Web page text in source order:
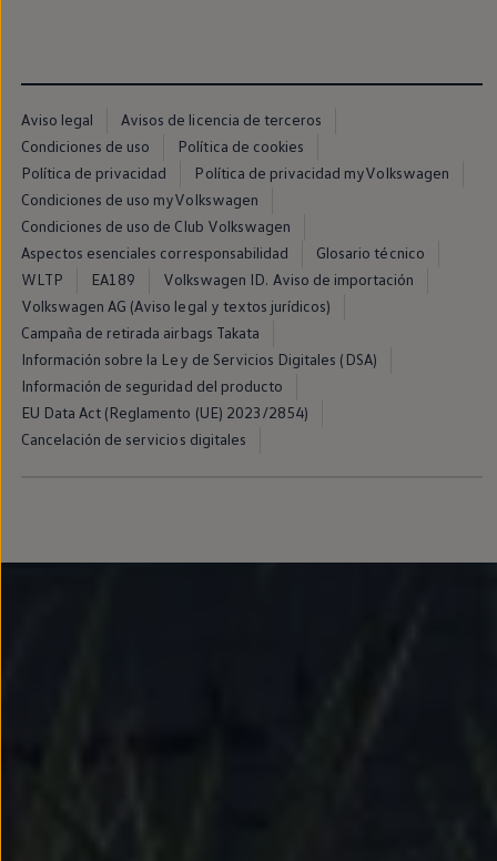
Asistencia en carretera
Aviso legal
Avisos de licencia de terceros
Condiciones de uso
Política de cookies
Política de privacidad
Política de privacidad myVolkswagen
Condiciones de uso myVolkswagen
Condiciones de uso de Club Volkswagen
Aspectos esenciales corresponsabilidad
Glosario técnico
WLTP
EA189
Volkswagen ID. Aviso de importación
Volkswagen AG (Aviso legal y textos jurídicos)
Campaña de retirada airbags Takata
Información sobre la Ley de Servicios Digitales (DSA)
Información de seguridad del producto
EU Data Act (Reglamento (UE) 2023/2854)
Cancelación de servicios digitales